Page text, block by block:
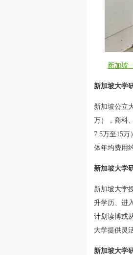
新加坡
新加坡大学
新加坡公立
万），商科
7.5万至15
体年均费用
新加坡大学
新加坡大学
升学历、进
计划读博或
大学提供灵
新加坡大学